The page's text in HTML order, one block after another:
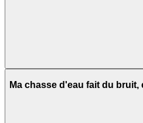
Ma chasse d'eau fait du bruit,